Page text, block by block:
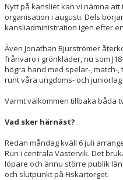
Nytt på kansliet kan vi nämna
organisation i augusti. Dels
kansliadministration igen efter
Även Jonathan Bjurströmer
frånvaro i grönkläder, nu som
högra hand med spelar-, match-
runt våra ungdoms- och
Varmt välkommen tillbaka båda
Vad sker härnäst?
Redan måndag kväll 6 juli
Run i centrala Västervik. Det
löpare och ännu större publik
och slutpunkt på Fiskartorget.